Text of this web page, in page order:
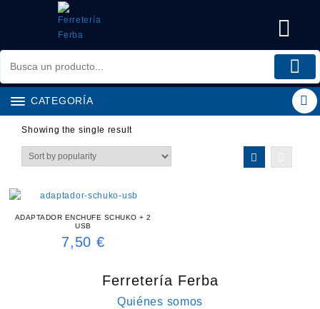
CATEGORÍA
Showing the single result
ADAPTADOR ENCHUFE SCHUKO + 2
USB
7,50 €
Ferretería Ferba
Quiénes somos